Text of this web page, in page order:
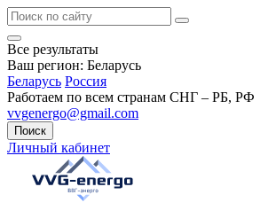
Все результаты
Ваш регион: Беларусь
Беларусь Россия
Работаем по всем странам СНГ – РБ, РФ
vvgenergo@gmail.com
Поиск
Личный кабинет